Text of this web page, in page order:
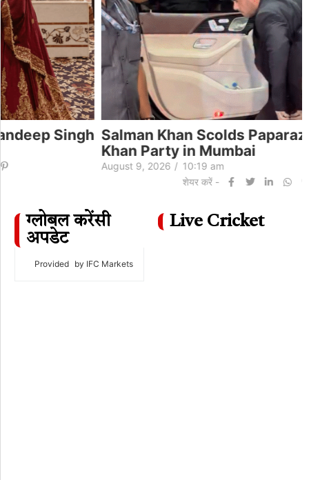
Salman Khan Scolds Paparazzi at Sohail
Khan Party in Mumbai
August 9, 2026
10:19 am
ग्लोबल करेंसी
अपडेट
Provided by IFC Markets
Live Cricket